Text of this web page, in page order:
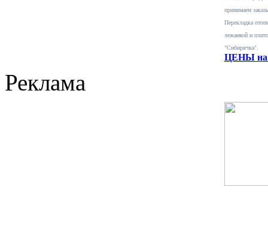
принимаем
Перекладка
лежанкой и
"Сибирячка".
ЦЕНЫ на
Реклама